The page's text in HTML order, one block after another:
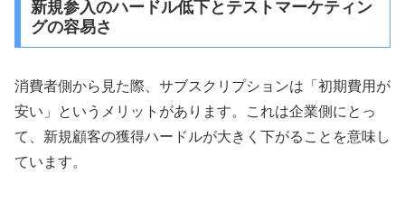
新規参入のハードル低下とテストマーケティン
グの容易さ
消費者側から見た際、サブスクリプションは「初期費用が
安い」というメリットがあります。これは企業側にとっ
て、新規顧客の獲得ハードルが大きく下がることを意味し
ています。